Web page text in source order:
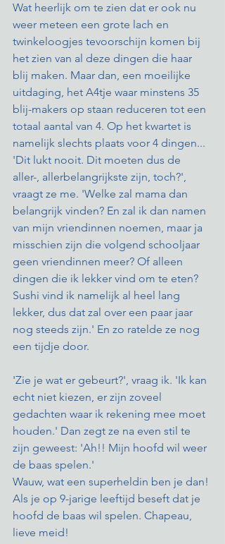
Wat heerlijk om te zien dat er ook nu
weer meteen een grote lach en
twinkeloogjes tevoorschijn komen bij
het zien van al deze dingen die haar
blij maken. Maar dan, een moeilijke
uitdaging, het A4tje waar minstens 35
blij-makers op staan reduceren tot een
totaal aantal van 4. Op het kwartet is
namelijk slechts plaats voor 4 dingen...
'Dit lukt nooit. Dit moeten dus de
aller-, allerbelangrijkste zijn, toch?',
vraagt ze me. 'Welke zal mama dan
belangrijk vinden? En zal ik dan namen
van mijn vriendinnen noemen, maar ja
misschien zijn die volgend schooljaar
geen vriendinnen meer? Of alleen
dingen die ik lekker vind om te eten?
Sushi vind ik namelijk al heel lang
lekker, dus dat zal over een paar jaar
nog steeds zijn.' En zo ratelde ze nog
een tijdje door.
'Zie je wat er gebeurt?', vraag ik. 'Ik kan
echt niet kiezen, er zijn zoveel
gedachten waar ik rekening mee moet
houden.' Dan zegt ze na even stil te
zijn geweest: 'Ah!! Mijn hoofd wil weer
de baas spelen.'
Wauw, wat een superheldin ben je dan!
Als je op 9-jarige leeftijd beseft dat je
hoofd de baas wil spelen. Chapeau,
lieve meid!